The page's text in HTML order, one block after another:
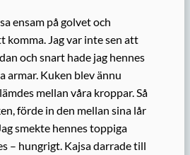
ensam på golvet och
komma. Jag var inte sen att
och snart hade jag hennes
armar. Kuken blev ännu
mellan våra kroppar. Så
förde in den mellan sina lår
smekte hennes toppiga
– hungrigt. Kajsa darrade till